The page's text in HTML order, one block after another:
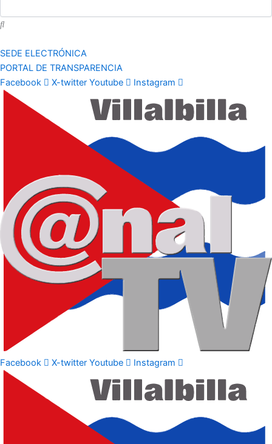
SEDE ELECTRÓNICA
PORTAL DE TRANSPARENCIA
Facebook
X-twitter Youtube Instagram
Facebook X-twitter Youtube Instagram